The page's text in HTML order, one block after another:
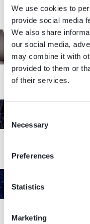
We use cookies to
provide social media
We also share
our social media,
may combine it with
provided to them or
of their services.
Consent
Selection
Necessary
Preferences
Statistics
Marketing
Blog
Blog